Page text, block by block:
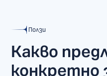
Ползи
Какво
конкретно